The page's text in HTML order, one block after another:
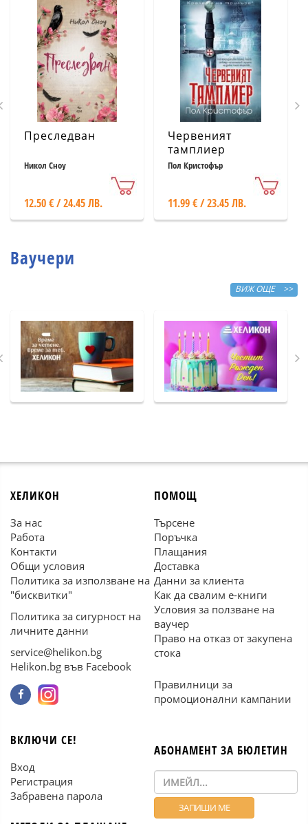
Преследван
Никол Сноу
12.50 € / 24.45 ЛВ.
Червеният
тамплиер
Пол Кристофър
11.99 € / 23.45 ЛВ.
Ваучери
ВИЖ ОЩЕ >>
ХЕЛИКОН
За нас
Работа
Контакти
Общи условия
Политика за използване на
"бисквитки"
Политика за сигурност на
личните данни
service@helikon.bg
Helikon.bg във Facebook
ПОМОЩ
Търсене
Поръчка
Плащания
Доставка
Данни за клиента
Как да свалим е-книги
Условия за ползване на
ваучер
Право на отказ от закупена
стока
Правилници за
промоционални кампании
ВКЛЮЧИ СЕ!
Вход
Регистрация
Забравена парола
АБОНАМЕНТ ЗА БЮЛЕТИН